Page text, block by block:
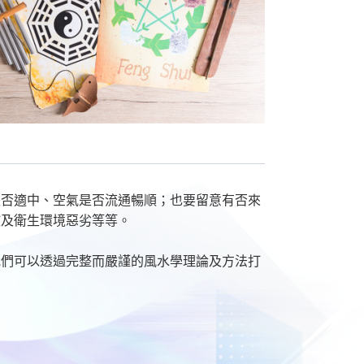
適中、空氣是否流通暢順；也要留意有否來
衛生環境惡劣等等。
可以透過完整而嚴謹的風水學理論及方法打